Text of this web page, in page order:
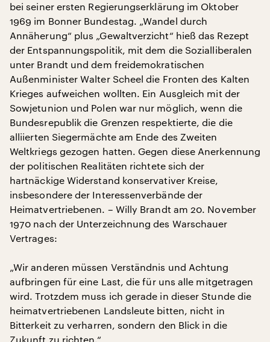
bei seiner ersten Regierungserklärung im Oktober
1969 im Bonner Bundestag. „Wandel durch
Annäherung“ plus „Gewaltverzicht“ hieß das Rezept
der Entspannungspolitik, mit dem die Sozialliberalen
unter Brandt und dem freidemokratischen
Außenminister Walter Scheel die Fronten des Kalten
Krieges aufweichen wollten. Ein Ausgleich mit der
Sowjetunion und Polen war nur möglich, wenn die
Bundesrepublik die Grenzen respektierte, die die
alliierten Siegermächte am Ende des Zweiten
Weltkriegs gezogen hatten. Gegen diese Anerkennung
der politischen Realitäten richtete sich der
hartnäckige Widerstand konservativer Kreise,
insbesondere der Interessenverbände der
Heimatvertriebenen. – Willy Brandt am 20. November
1970 nach der Unterzeichnung des Warschauer
Vertrages:
„Wir anderen müssen Verständnis und Achtung
aufbringen für eine Last, die für uns alle mitgetragen
wird. Trotzdem muss ich gerade in dieser Stunde die
heimatvertriebenen Landsleute bitten, nicht in
Bitterkeit zu verharren, sondern den Blick in die
Zukunft zu richten.“